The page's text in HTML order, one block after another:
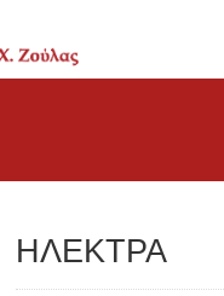
ΗΛΕΚΤΡΑ